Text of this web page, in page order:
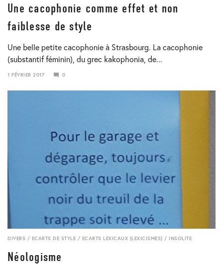
Une cacophonie comme effet et non
faiblesse de style
Une belle petite cacophonie à Strasbourg. La cacophonie
(substantif féminin), du grec kakophonia, de...
1 FÉVRIER 2017
0
DIVERS / ECARTS DE STYLE / ECARTS LEXICAUX (LEXICISMES) / INSOLITE
Néologisme